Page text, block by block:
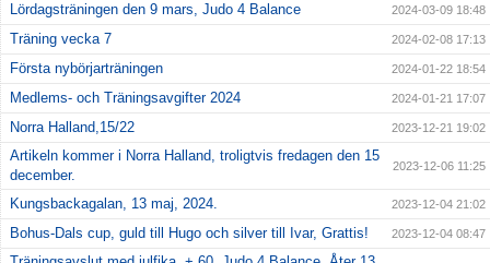
Lördagsträningen den 9 mars, Judo 4 Balance 2024-03-09 18:48
Träning vecka 7 2024-02-08 17:13
Första nybörjarträningen 2024-01-22 18:54
Medlems- och Träningsavgifter 2024 2024-01-21 17:07
Norra Halland,15/22 2023-12-21 19:02
Artikeln kommer i Norra Halland, troligtvis fredagen den 15
december.
2023-12-06 11:25
Kungsbackagalan, 13 maj, 2024. 2023-12-04 21:02
Bohus-Dals cup, guld till Hugo och silver till Ivar, Grattis! 2023-12-04 08:47